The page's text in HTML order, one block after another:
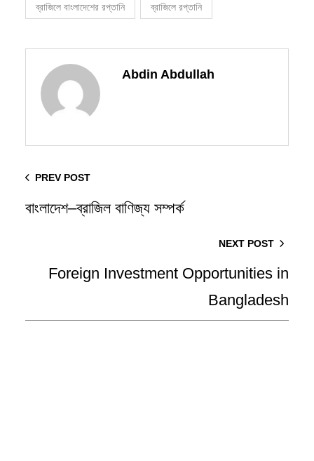
ব্রাজিলে বাংলাদেশের রপ্তানি ব্রাজিলে রপ্তানি
Abdin Abdullah
PREV POST
বাংলাদেশ–ব্রাজিল বাণিজ্য সম্পর্ক
NEXT POST
Foreign Investment Opportunities in
Bangladesh